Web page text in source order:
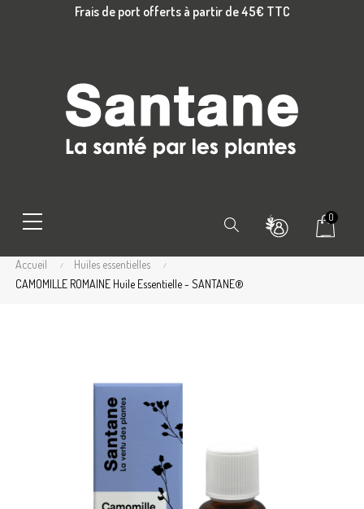
Frais de port offerts à partir de 45€ TTC
Chercher 0
Accueil
Huiles essentielles
CAMOMILLE ROMAINE Huile Essentielle - SANTANE®